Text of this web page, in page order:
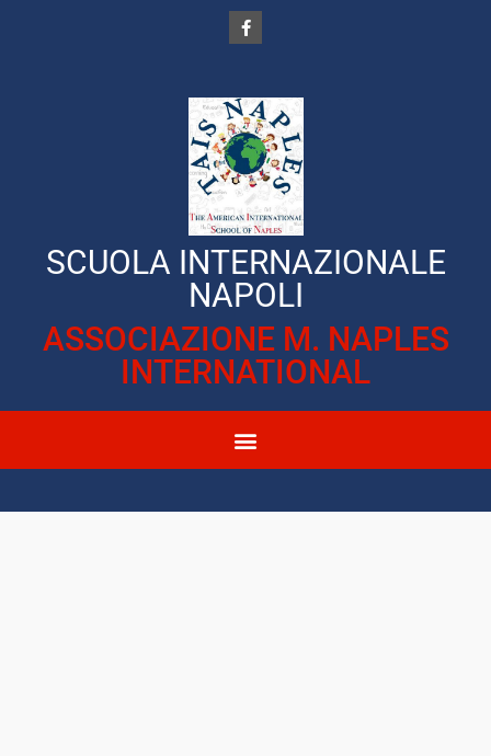
SCUOLA INTERNAZIONALE
NAPOLI
ASSOCIAZIONE M. NAPLES
INTERNATIONAL